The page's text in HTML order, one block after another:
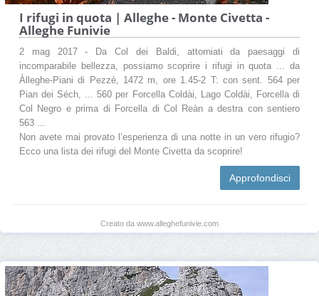
I rifugi in quota | Alleghe - Monte Civetta -
Alleghe Funivie
2 mag 2017 - Da Col dei Baldi, attorniati da paesaggi di
incomparabile bellezza, possiamo scoprire i rifugi in quota ... da
Àlleghe-Piani di Pezzè, 1472 m, ore 1.45-2 T: con sent. 564 per
Pian dei Séch, ... 560 per Forcella Coldài, Lago Coldài, Forcella di
Col Negro e prima di Forcella di Col Reàn a destra con sentiero
563 ...
Non avete mai provato l’esperienza di una notte in un vero rifugio?
Ecco una lista dei rifugi del Monte Civetta da scoprire!
Approfondisci
Creato da www.alleghefunivie.com